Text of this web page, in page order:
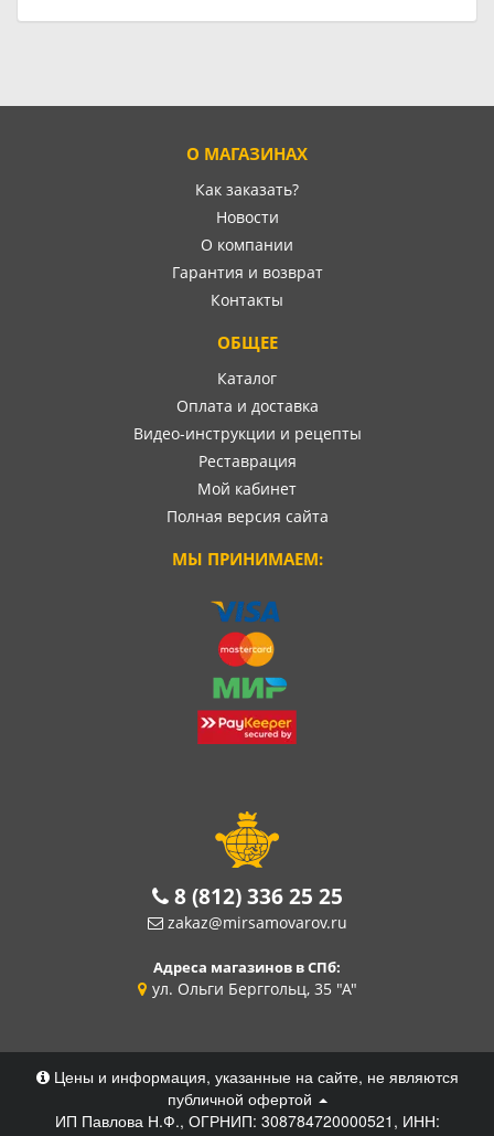
О МАГАЗИНАХ
Как заказать?
Новости
О компании
Гарантия и возврат
Контакты
ОБЩЕЕ
Каталог
Оплата и доставка
Видео-инструкции и рецепты
Реставрация
Мой кабинет
Полная версия сайта
МЫ ПРИНИМАЕМ:
8 (812) 336 25 25
zakaz@mirsamovarov.ru
Адреса магазинов в СПб:
ул. Ольги Берггольц, 35 "А"
Цены и информация, указанные на сайте, не являются
публичной офертой
ИП Павлова Н.Ф., ОГРНИП: 308784720000521, ИНН: